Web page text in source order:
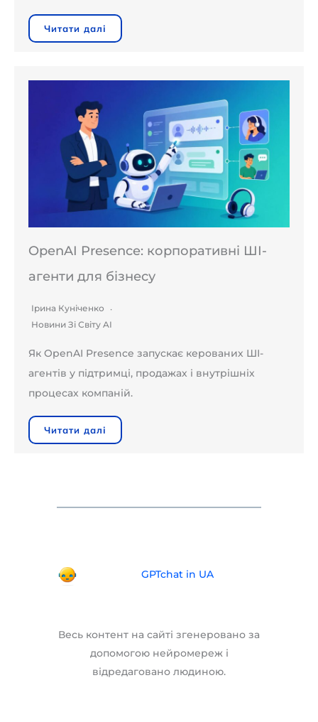
Читати далі
OpenAI Presence: корпоративні ШІ-
агенти для бізнесу
Ірина Куніченко
Новини Зі Світу AI
Як OpenAI Presence запускає керованих ШІ-
агентів у підтримці, продажах і внутрішніх
процесах компаній.
Читати далі
GPTchat in UA
Весь контент на сайті згенеровано за
допомогою нейромереж і
відредаговано людиною.